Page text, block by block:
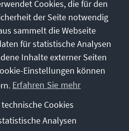
abonnieren
Stiftung
Cookies, die für den
der Seite notwendig
sammelt die Webseite
für statistische Analysen
Inhalte externer Seiten
Einstellungen können
Erfahren Sie mehr
Cookies
Analysen